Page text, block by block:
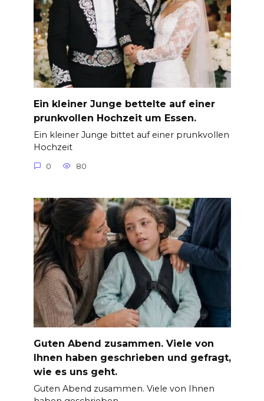
Ein kleiner Junge bettelte auf einer
prunkvollen Hochzeit um Essen.
Ein kleiner Junge bittet auf einer prunkvollen
Hochzeit
0 80
Guten Abend zusammen. Viele von
Ihnen haben geschrieben und gefragt,
wie es uns geht.
Guten Abend zusammen. Viele von Ihnen